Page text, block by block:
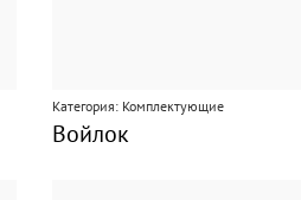
Категория: Комплектующие
Войлок